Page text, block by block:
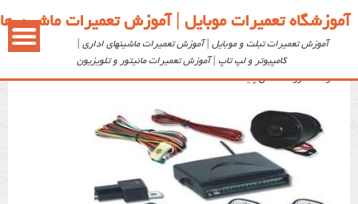
آموزشگاه تعمیرات موبایل | آموزش تعمیرات ماشین
آموزش تعمیرات تبلت و موبایل | آموزش تعمیرات ماشینهای اداری |
کامپیوتر و لپ تاپ | آموزش تعمیرات مانیتور و تلویزیونcar-allarm1
توسط: ‪آموزشگاه ملی پایتخت